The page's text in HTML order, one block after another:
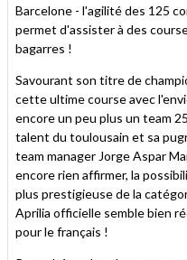
Barcelone - l'agilité des 125
permet d'assister à des
bagarres !
Savourant son titre de
cette ultime course avec
encore un peu plus un team
talent du toulousain et sa
team manager Jorge Aspar
encore rien affirmer, la
plus prestigieuse de la
Aprilia officielle semble bien
pour le français !